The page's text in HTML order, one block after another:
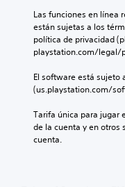
Las funciones en línea
están sujetas a los
política de privacidad
playstation.com/legal/
El software está sujeto
(us.playstation.com/
Tarifa única para jugar
de la cuenta y en otros
cuenta.